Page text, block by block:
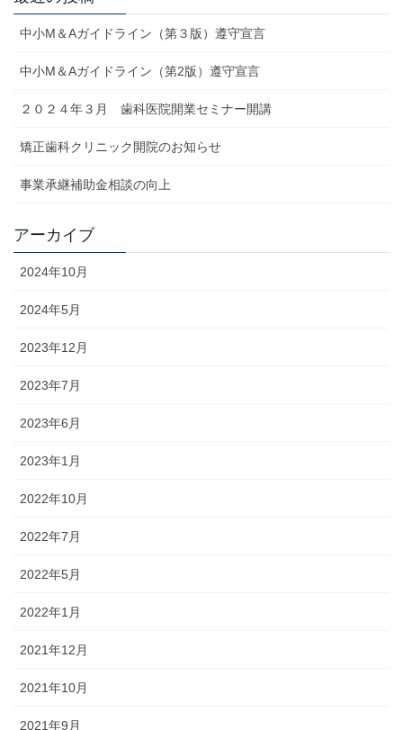
中小M＆Aガイドライン（第３版）遵守宣言
中小M＆Aガイドライン（第2版）遵守宣言
２０２４年３月 歯科医院開業セミナー開講
矯正歯科クリニック開院のお知らせ
事業承継補助金相談の向上
アーカイブ
2024年10月
2024年5月
2023年12月
2023年7月
2023年6月
2023年1月
2022年10月
2022年7月
2022年5月
2022年1月
2021年12月
2021年10月
2021年9月